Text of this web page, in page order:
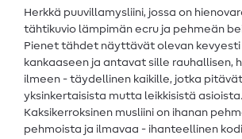
Herkkä puuvillamysliini, jossa on
tähtikuvio lämpimän ecru ja pehmeän
Pienet tähdet näyttävät olevan
kankaaseen ja antavat sille rauhallisen,
ilmeen - täydellinen kaikille, jotka pitävät
yksinkertaisista mutta leikkisistä asioista.
Kaksikerroksinen musliini on ihanan
pehmoista ja ilmavaa - ihanteellinen